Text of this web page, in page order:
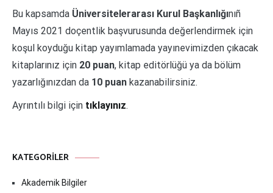
Bu kapsamda Üniversitelerarası Kurul Başkanlığınıñ
Mayıs 2021 doçentlik başvurusunda değerlendirmek için
koşul koyduğu kitap yayımlamada yayınevimizden çıkacak
kitaplarınız için 20 puan, kitap editörlüğü ya da bölüm
yazarlığınızdan da 10 puan kazanabilirsiniz.
Ayrıntılı bilgi için tıklayınız.
KATEGORILER
Akademik Bilgiler